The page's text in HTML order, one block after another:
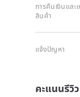
การคืนเงินและ
สินค้า
แจ้งปัญหา
คะแนนรีวิว